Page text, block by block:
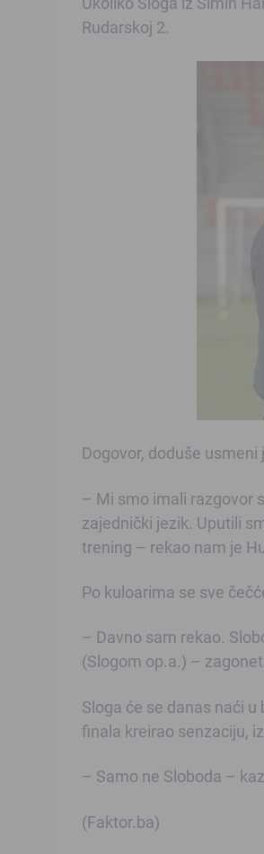
Rudarskoj 2.
Dogovor, doduše
– Mi smo imali razgovor
zajednički jezik. Uputili
trening – rekao nam je
Po kuloarima se sve
– Davno sam rekao.
(Slogom op.a.) –
Sloga će se danas naći
finala kreirao senzaciju,
– Samo ne Sloboda –
(Faktor.ba)